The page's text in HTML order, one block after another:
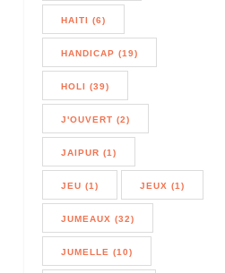
HAITI (6)
HANDICAP (19)
HOLI (39)
J'OUVERT (2)
JAIPUR (1)
JEU (1) JEUX (1)
JUMEAUX (32)
JUMELLE (10)